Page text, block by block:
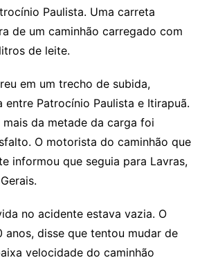
Paulista. Uma carreta
de um caminhão carregado com
de leite.
em um trecho de subida,
entre Patrocínio Paulista e Itirapuã.
da metade da carga foi
O motorista do caminhão que
informou que seguia para Lavras,
no acidente estava vazia. O
anos, disse que tentou mudar de
velocidade do caminhão